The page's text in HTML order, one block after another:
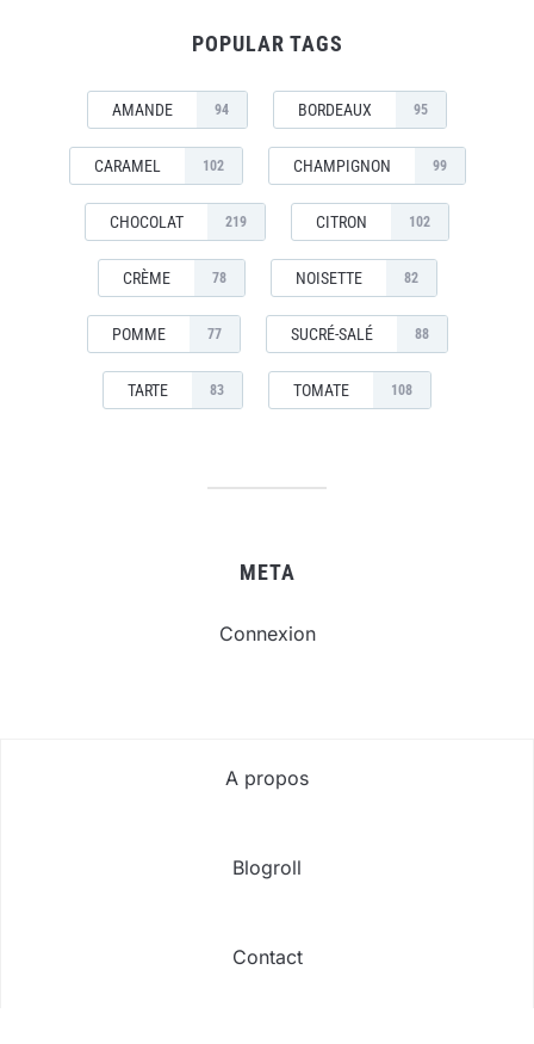
POPULAR TAGS
AMANDE 94 BORDEAUX 95
CARAMEL 102 CHAMPIGNON 99
CHOCOLAT 219 CITRON 102
CRÈME 78 NOISETTE 82
POMME 77 SUCRÉ-SALÉ 88
TARTE 83 TOMATE 108
META
Connexion
A propos
Blogroll
Contact